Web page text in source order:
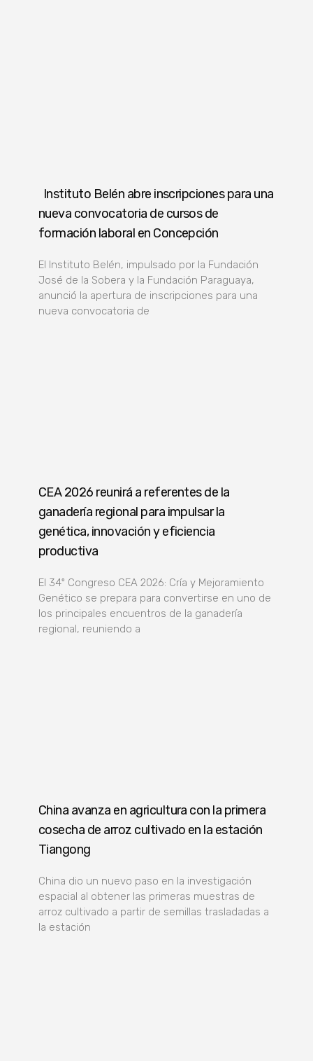
Instituto Belén abre inscripciones para una
nueva convocatoria de cursos de
formación laboral en Concepción
El Instituto Belén, impulsado por la Fundación
José de la Sobera y la Fundación Paraguaya,
anunció la apertura de inscripciones para una
nueva convocatoria de
CEA 2026 reunirá a referentes de la
ganadería regional para impulsar la
genética, innovación y eficiencia
productiva
El 34º Congreso CEA 2026: Cría y Mejoramiento
Genético se prepara para convertirse en uno de
los principales encuentros de la ganadería
regional, reuniendo a
China avanza en agricultura con la primera
cosecha de arroz cultivado en la estación
Tiangong
China dio un nuevo paso en la investigación
espacial al obtener las primeras muestras de
arroz cultivado a partir de semillas trasladadas a
la estación